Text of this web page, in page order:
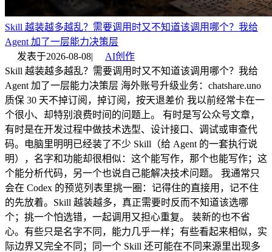
Skill 越装越多越乱？需要调用时又不知道该调用哪个？我给
Agent 加了一层能力决策层
发表于2026-08-08|
AI创作
Skill 越装越多越乱？需要调用时又不知道该调用哪个？我给
Agent 加了一层能力决策层 海外账号升级业务：chatshare.uno
质保 30 天不掉订阅，掉订阅，按天退差价 我以前经常卡在一
个很小、却特别浪费时间的问题上。 有时是写公众号文章，
有时是在开发过程中做技术选型、设计接口、调试或审查代
码。电脑里明明已经装了不少 Skill（给 Agent 的一套执行说
明），名字和功能却很相似：这个能写作，那个也能写作；这
个能分析代码，另一个也说自己能解决技术问题。 我通常只
会在 Codex 的预览列表里挑一圈：记得住的直接用，记不住
的先放着。Skill 越装越多，真正需要时反而不知道该选哪
个；挑一个怕选错，一起调用又担心重复。 装新的也不省
心。有些只是名字不同，能力几乎一样；有些看起来相似，实
际边界又完全不同；同一个 Skill 还可能在不同来源里出现多